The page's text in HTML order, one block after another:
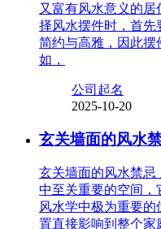
又富有风水意义的
择风水摆件时，首先
简约与高雅，因此摆
如，
公司起名
2025-10-20
玄关墙面的风水
玄关墙面的风水禁忌
中至关重要的空间，
风水学中极为重要
置直接影响到整个家